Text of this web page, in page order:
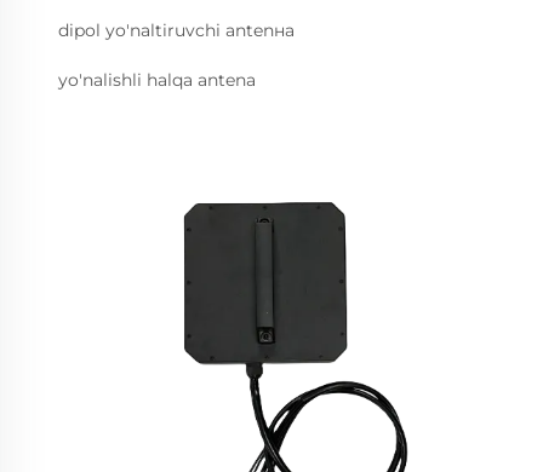
dipol yo'naltiruvchi antenна
yo'nalishli halqa antena